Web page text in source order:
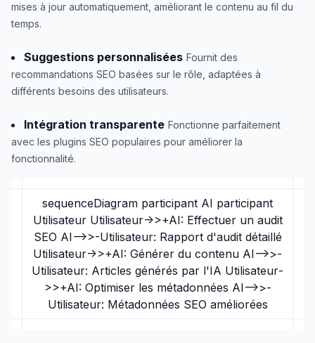
sequenceDiagram participant AI participant
Utilisateur Utilisateur->>+AI: Effectuer un audit
SEO AI-->>-Utilisateur: Rapport d'audit détaillé
Utilisateur->>+AI: Générer du contenu AI-->>-
Utilisateur: Articles générés par l'IA Utilisateur-
>>+AI: Optimiser les métadonnées AI-->>-
Utilisateur: Métadonnées SEO améliorées
mises à jour automatiquement, améliorant le contenu au fil du
temps.
Suggestions personnalisées Fournit des
recommandations SEO basées sur le rôle, adaptées à
différents besoins des utilisateurs.
Intégration transparente Fonctionne parfaitement
avec les plugins SEO populaires pour améliorer la
fonctionnalité.